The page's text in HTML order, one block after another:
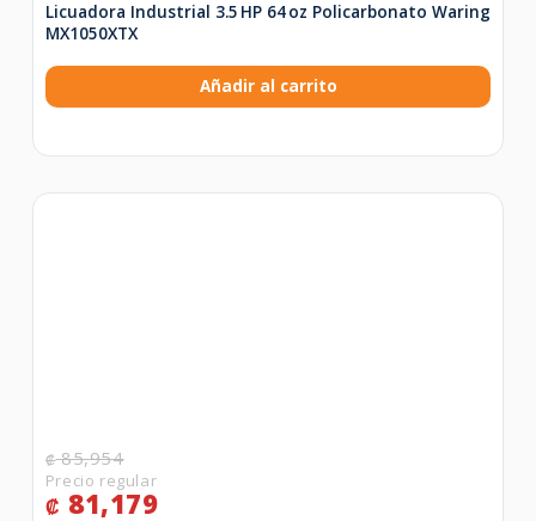
Licuadora Industrial 3.5 HP 64 oz Policarbonato Waring
MX1050XTX
Añadir al carrito
₡85,954
₡ 81,179